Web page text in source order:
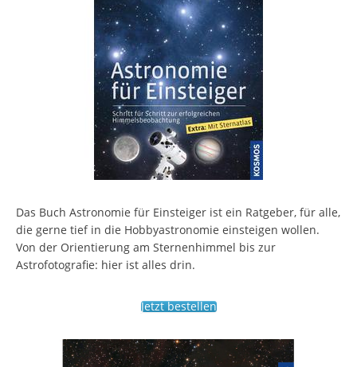
Das Buch Astronomie für Einsteiger ist ein Ratgeber, für alle,
die gerne tief in die Hobbyastronomie einsteigen wollen.
Von der Orientierung am Sternenhimmel bis zur
Astrofotografie: hier ist alles drin.
Jetzt bestellen